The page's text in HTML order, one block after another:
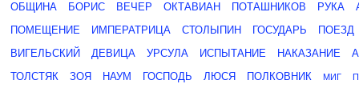
ОБЩИНА
БОРИС ВЕЧЕР ОКТАВИАН ПОТАШНИКОВ РУКА
ПОМЕЩЕНИЕ
ИМПЕРАТРИЦА СТОЛЫПИН ГОСУДАРЬ
ПОЕЗД
ВИГЕЛЬСКИЙ
ДЕВИЦА УРСУЛА ИСПЫТАНИЕ НАКАЗАНИЕ
ТОЛСТЯК
ЗОЯ НАУМ ГОСПОДЬ ЛЮСЯ ПОЛКОВНИК МИГ